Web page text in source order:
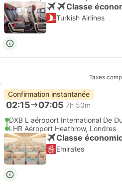
Classe
Turkish Airlines
Taxes
Confirmation instantanée
02:15 07:05 7h 50m
DXB L aéroport International De
LHR Aéroport Heathrow, Londres
Classe
Emirates